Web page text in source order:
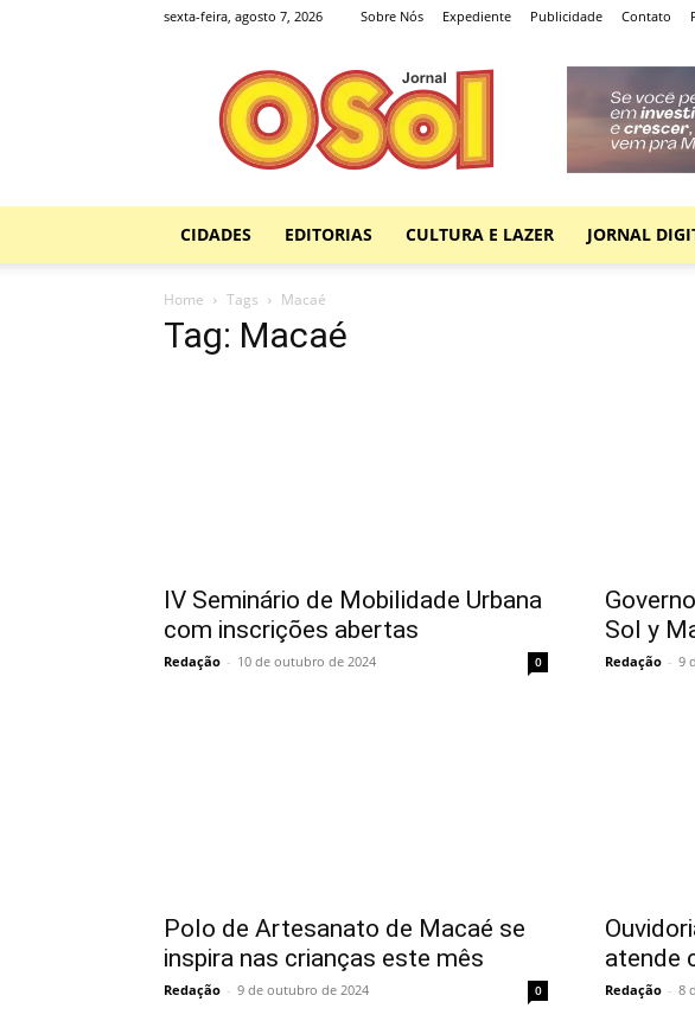
sexta-feira, agosto 7, 2026 Sobre Nós Expediente Publicidade Contato
Jornal
O
Sol
CIDADES EDITORIAS CULTURA E LAZER JORNAL
Home Tags Macaé
Tag: Macaé
IV Seminário de Mobilidade Urbana
com inscrições abertas
Redação - 10 de outubro de 2024 0
Sol y
Redação - 9
Polo de Artesanato de Macaé se
inspira nas crianças este mês
Redação - 9 de outubro de 2024 0
atende
Redação - 8